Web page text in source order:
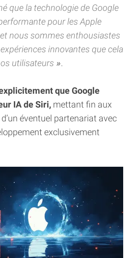
que la technologie de Google
pour les Apple
nous sommes enthousiastes
innovantes que cela
utilisateurs
.
que Google
IA de Siri, mettant fin aux
éventuel partenariat avec
exclusivement